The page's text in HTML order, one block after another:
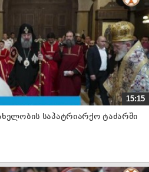
15:15
საპატრიარქო ტაძარში